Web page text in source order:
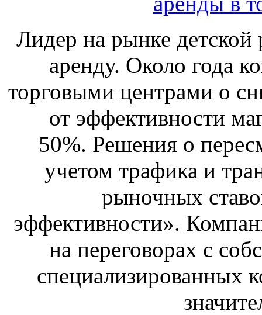
Лидер на рынке детской
аренду. Около года
торговыми центрами о
от эффективности
50%. Решения о
учетом трафика и
рыночных
эффективности».
на переговорах с
специализированных